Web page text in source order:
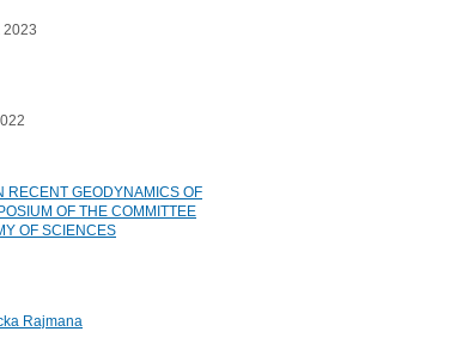
2023
RECENT GEODYNAMICS OF
OF THE COMMITTEE
OF SCIENCES
Rajmana